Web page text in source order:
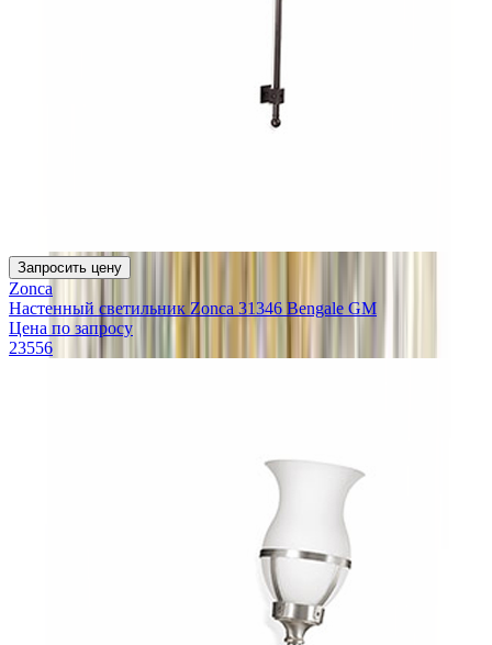
Запросить цену
Zonca
Настенный светильник Zonca 31346 Bengale GM
Цена по запросу
23556